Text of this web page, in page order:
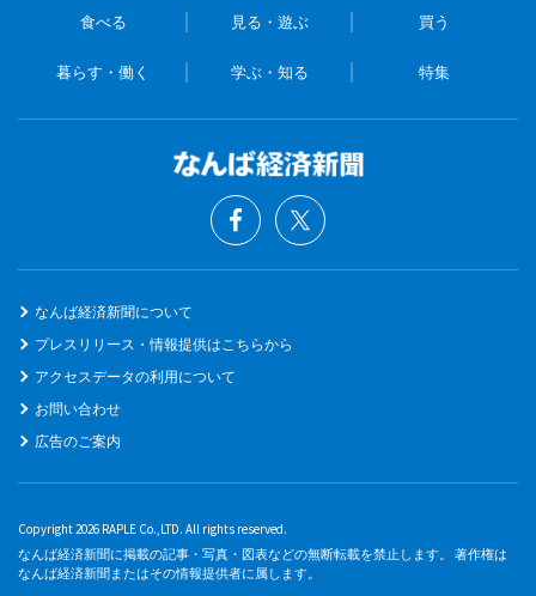
食べる 見る・遊ぶ 買う
暮らす・働く 学ぶ・知る 特集
なんば経済新聞について
プレスリリース・情報提供はこちらから
アクセスデータの利用について
お問い合わせ
広告のご案内
Copyright 2026 RAPLE Co.,LTD. All rights reserved.
なんば経済新聞に掲載の記事・写真・図表などの無断転載を禁止します。 著作権は
なんば経済新聞またはその情報提供者に属します。